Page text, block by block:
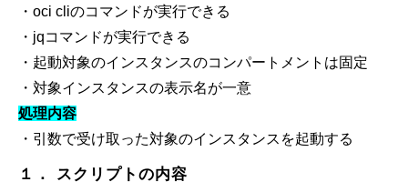
・ oci cliのコマンドが実行できる
・ jqコマンドが実行できる
・起動対象のインスタンスのコンパートメントは固定
・対象インスタンスの表示名が一意
処理内容
・引数で受け取った対象のインスタンスを起動する
１． スクリプトの内容